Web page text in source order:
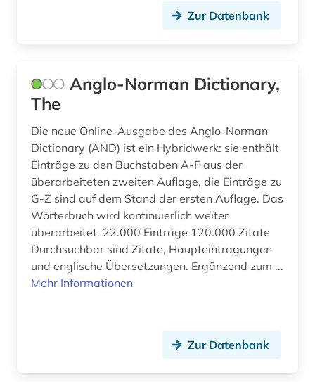
geschichte 1500-1680 (1)
geschichte 1600-1700 (2)
geschichte 1606-1935 (1)
geschichte 1680-1790 (1)
geschichte 1694-1935 (1)
geschichte 1700-1800 (1)
geschichte 1741 - 1927 (1)
geschichte 1751-1772 (1)
geschichte 1790-1920 (1)
Zur Datenbank
Anglo-Norman Dictionary,
The
Die neue Online-Ausgabe des Anglo-Norman
Dictionary (AND) ist ein Hybridwerk: sie enthält
Einträge zu den Buchstaben A-F aus der
überarbeiteten zweiten Auflage, die Einträge zu
G-Z sind auf dem Stand der ersten Auflage. Das
Wörterbuch wird kontinuierlich weiter
überarbeitet. 22.000 Einträge 120.000 Zitate
Durchsuchbar sind Zitate, Haupteintragungen
und englische Übersetzungen. Ergänzend zum ...
Mehr Informationen
Zur Datenbank